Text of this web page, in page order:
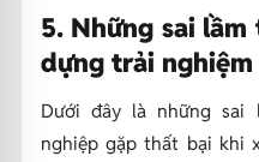
5. Những sai
dựng trải nghiệm
Dưới đây là những sai
nghiệp gặp thất bại khi